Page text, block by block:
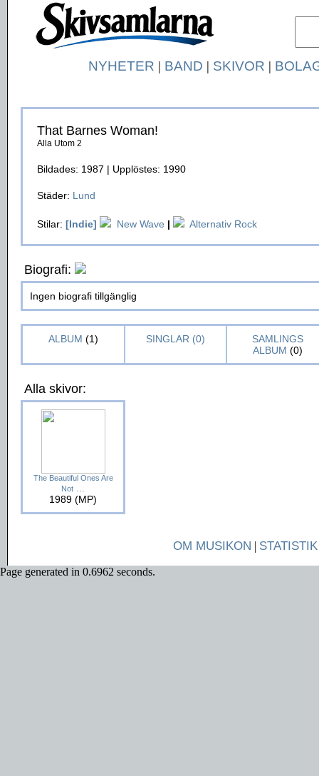
NYHETER | BAND | SKIVOR |
That Barnes Woman!
Alla Utom 2
Bildades: 1987 | Upplöstes: 1990
Städer: Lund
Stilar: [Indie] New Wave | Alternativ Rock
Biografi:
Ingen biografi tillgänglig
ALBUM (1) SINGLAR (0)
SAMLINGS
ALBUM (0)
Alla skivor:
The Beautiful Ones Are
Not
1989 (MP)
OM MUSIKON | STATISTIK
Page generated in 0.6962 seconds.